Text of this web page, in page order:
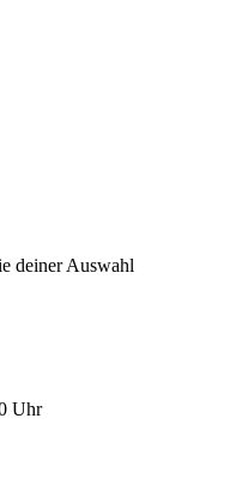
deiner Auswahl
Uhr